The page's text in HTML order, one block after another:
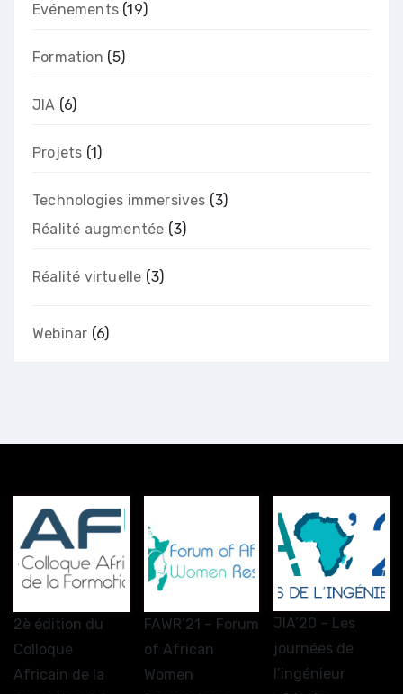
Evénements (19)
Formation (5)
JIA (6)
Projets (1)
Technologies immersives (3)
Réalité augmentée (3)
Réalité virtuelle (3)
Webinar (6)
2è édition du
Colloque
Africain de la
FAWR’21 – Forum
of African
Women
JIA’20 – Les
journées de
l’ingénieur